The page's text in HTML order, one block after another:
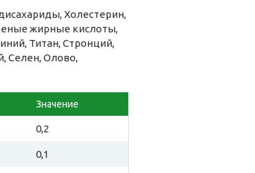
Холестерин,
жирные кислоты,
Титан, Стронций,
Селен, Олово,
Значение
0,2
0,1